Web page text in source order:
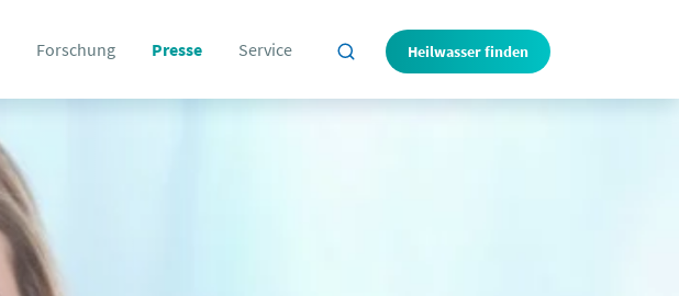
Forschung Presse Service Heilwasser finden